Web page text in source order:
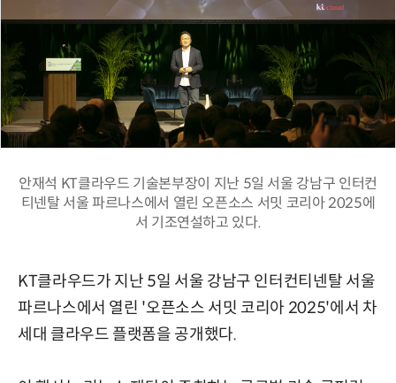
안재석 KT클라우드 기술본부장이 지난 5일 서울 강남구 인터컨
티넨탈 서울 파르나스에서 열린 오픈소스 서밋 코리아 2025에
서 기조연설하고 있다.
KT클라우드가 지난 5일 서울 강남구 인터컨티넨탈 서울
파르나스에서 열린 '오픈소스 서밋 코리아 2025'에서 차
세대 클라우드 플랫폼을 공개했다.